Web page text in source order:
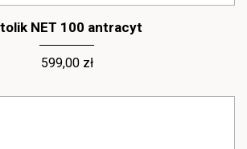
NET 100 antracyt
599,00 zł